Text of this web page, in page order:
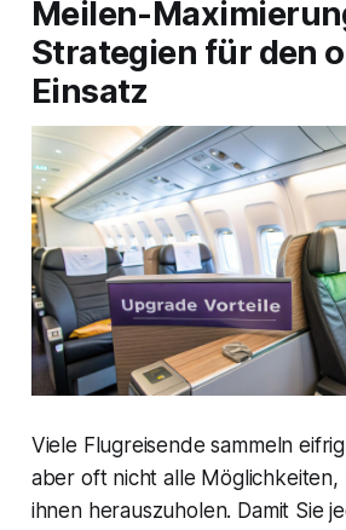
Meilen-
Strategien für den
Einsatz
Viele Flugreisende sammeln
aber oft nicht alle Möglichkeiten,
ihnen herauszuholen. Damit Sie